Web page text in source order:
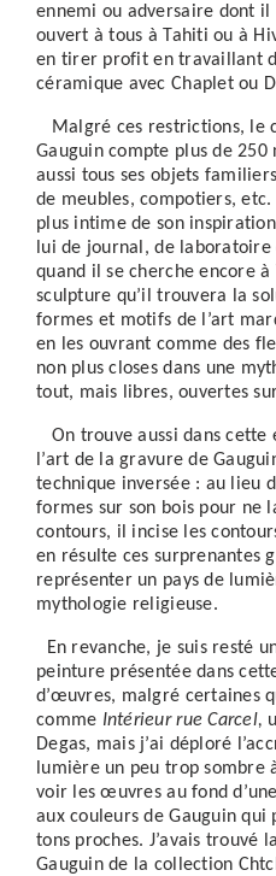
ennemi ou adversaire dont
ouvert à tous à Tahiti ou à
en tirer profit en travaillant
céramique avec Chaplet ou
Malgré ces restrictions, le
Gauguin compte plus de
aussi tous ses objets
de meubles, compotiers,
plus intime de son
lui de journal, de laboratoire
quand il se cherche encore à
sculpture qu’il trouvera la
formes et motifs de l’art
en les ouvrant comme des
non plus closes dans une
tout, mais libres, ouvertes
On trouve aussi dans cette
l’art de la gravure de
technique inversée : au lieu
formes sur son bois pour ne
contours, il incise les
en résulte ces surprenantes
représenter un pays de
mythologie religieuse.
En revanche, je suis resté
peinture présentée dans
d’œuvres, malgré certaines
comme Intérieur rue Carcel,
Degas, mais j’ai déploré
lumière un peu trop sombre
voir les œuvres au fond
aux couleurs de Gauguin
tons proches. J’avais trouvé
Gauguin de la collection